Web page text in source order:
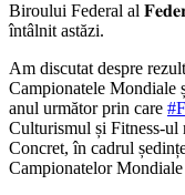
Biroului Federal al
întâlnit astăzi.
Am discutat despre
Campionatele Mondiale
anul următor prin care
Culturismul și Fitness-ul
Concret, în cadrul
Campionatelor